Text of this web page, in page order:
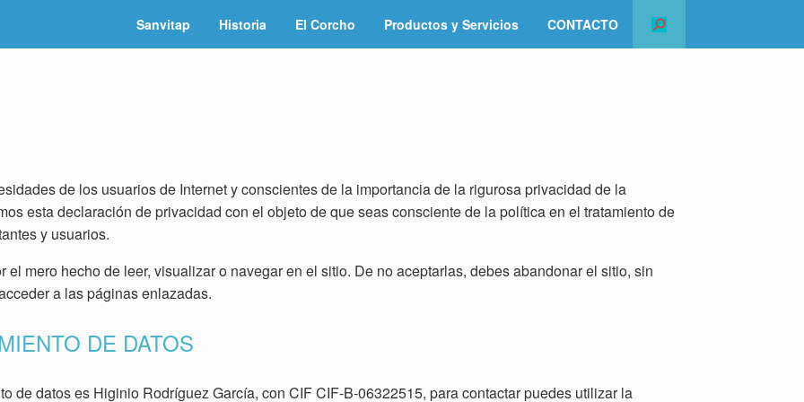
Sanvitap Historia El Corcho Productos y Servicios CONTACTO
de los usuarios de Internet y conscientes de la importancia de la rigurosa privacidad de la
esta declaración de privacidad con el objeto de que seas consciente de la política en el tratamiento de
y usuarios.
mero hecho de leer, visualizar o navegar en el sitio. De no aceptarlas, debes abandonar el sitio, sin
a las páginas enlazadas.
DE DATOS
de datos es Higinio Rodríguez García, con CIF CIF-B-06322515, para contactar puedes utilizar la